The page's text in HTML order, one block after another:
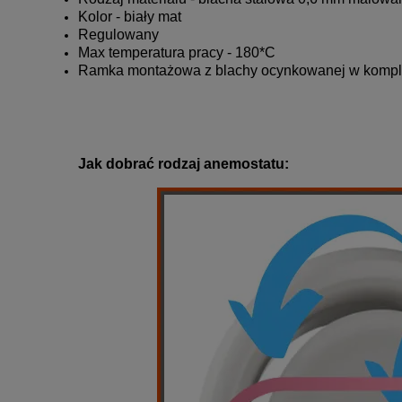
Kolor - biały mat
Regulowany
Max temperatura pracy - 180*C
Ramka montażowa z blachy ocynkowanej w
Jak dobrać rodzaj anemostatu: